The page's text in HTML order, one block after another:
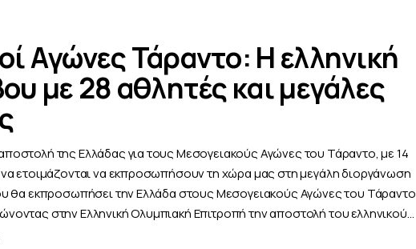
Αγώνες Τάραντο: Η ελληνική
με 28 αθλητές και μεγάλες
της Ελλάδας για τους Μεσογειακούς Αγώνες του Τάραντο, με 14
να ετοιμάζονται να εκπροσωπήσουν τη χώρα μας στη μεγάλη διοργάνωση
θα εκπροσωπήσει την Ελλάδα στους Μεσογειακούς Αγώνες του Τάραντο
στην Ελληνική Ολυμπιακή Επιτροπή την αποστολή του ελληνικού…